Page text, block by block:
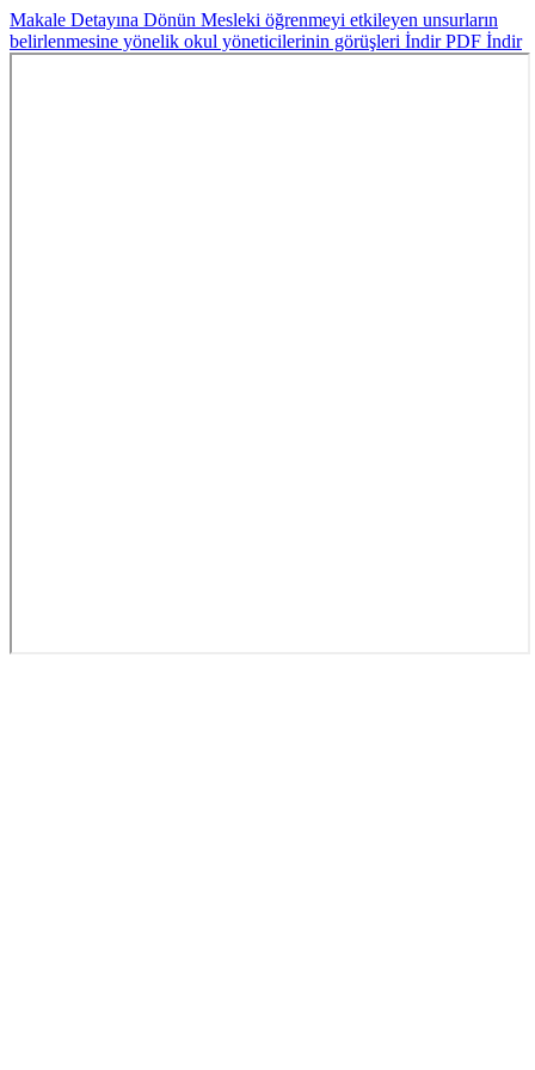
Makale Detayına Dönün Mesleki öğrenmeyi etkileyen unsurların
belirlenmesine yönelik okul yöneticilerinin görüşleri İndirPDF İndir